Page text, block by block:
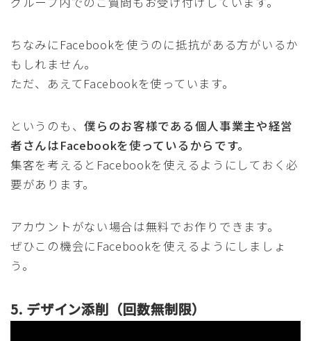
ちなみにFacebookを使うのに抵抗がある方がいるか
もしれません。
ただ、あえてFacebookを使っています。
というのも、僕らのお客様である個人事業主や経営
者さんはFacebookを使っているからです。
集客を考えるとFacebookを使えるようにしておく必
要があります。
アカウントがない場合は無料でお作りできます。
ぜひこの機会にFacebookを使えるようにしましょ
う。
5. デザイン添削（回数無制限）